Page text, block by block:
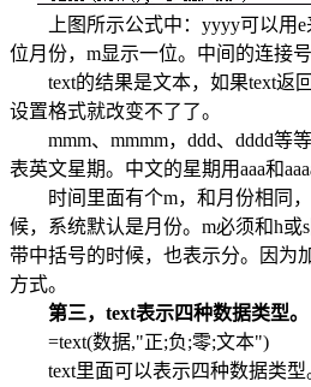
上图所示公式中：yyyy可以用e
位月份，m显示一位。中间的连接
text的结果是文本，如果text返回
设置格式就改变不了了。
mmm、mmmm，ddd、dddd等
表英文星期。中文的星期用aaa和
时间里面有个m，和月份相同，
候，系统默认是月份。m必须和h
带中括号的时候，也表示分。因为
方式。
第三，text表示四种数据类型。
=text(数据,"正;负;零;文本")
text里面可以表示四种数据类型